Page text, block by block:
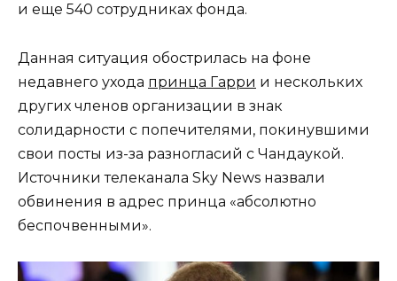
и еще 540 сотрудниках фонда.
Данная ситуация обострилась на фоне
недавнего ухода принца Гарри и нескольких
других членов организации в знак
солидарности с попечителями, покинувшими
свои посты из-за разногласий с Чандаукой.
Источники телеканала Sky News назвали
обвинения в адрес принца «абсолютно
беспочвенными».